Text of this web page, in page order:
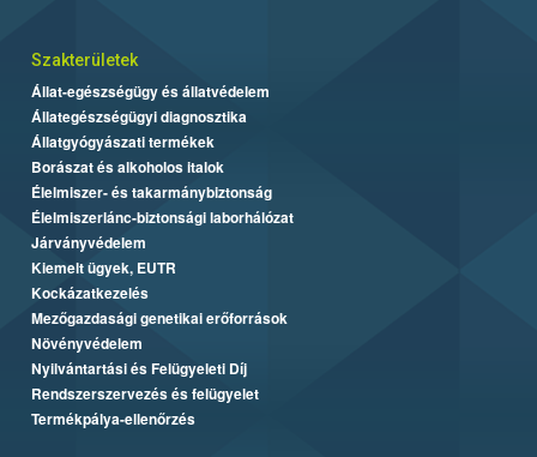
Szakterületek
Állat-egészségügy és állatvédelem
Állategészségügyi diagnosztika
Állatgyógyászati termékek
Borászat és alkoholos italok
Élelmiszer- és takarmánybiztonság
Élelmiszerlánc-biztonsági laborhálózat
Járványvédelem
Kiemelt ügyek, EUTR
Kockázatkezelés
Mezőgazdasági genetikai erőforrások
Növényvédelem
Nyilvántartási és Felügyeleti Díj
Rendszerszervezés és felügyelet
Termékpálya-ellenőrzés